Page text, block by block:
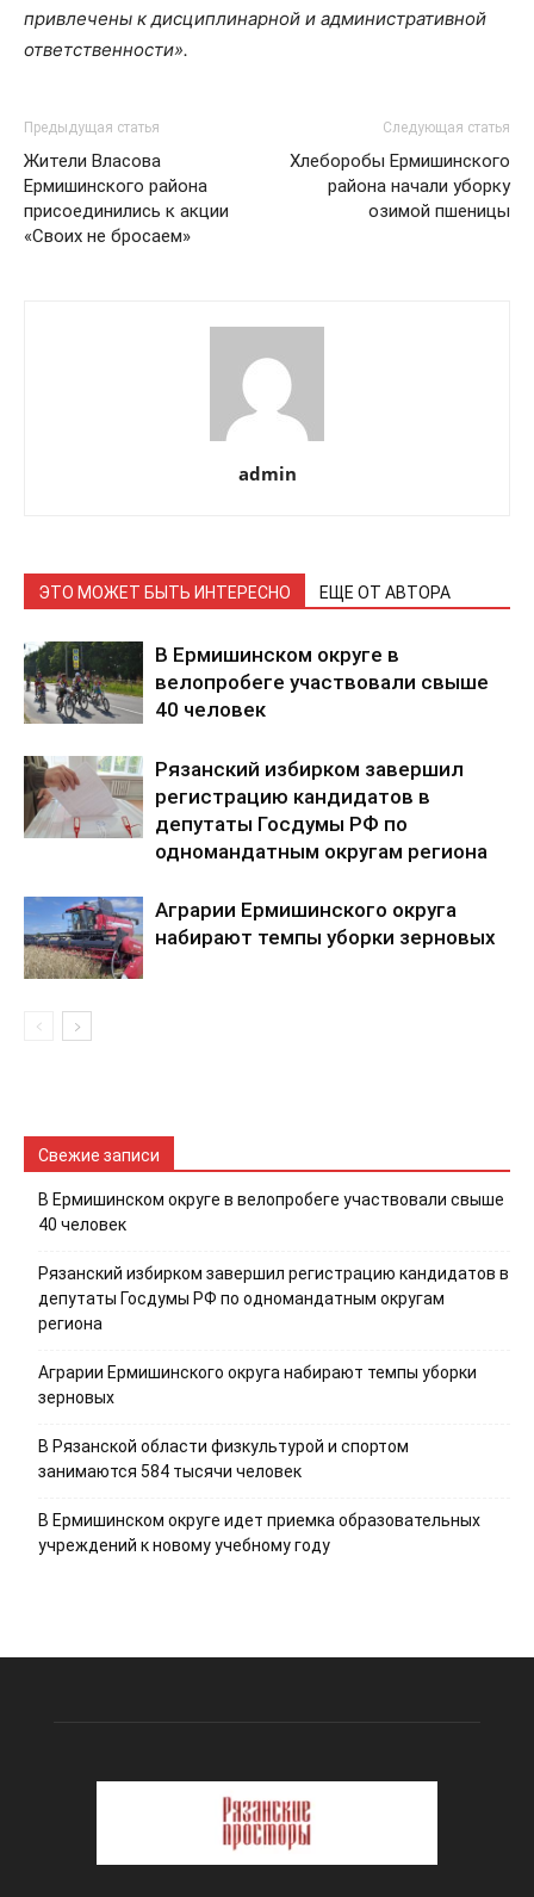
привлечены к дисциплинарной и административной
ответственности».
Предыдущая статья
Жители Власова
Ермишинского района
присоединились к акции
«Своих не бросаем»
Следующая статья
Хлеборобы Ермишинского
района начали уборку
озимой пшеницы
admin
ЭТО МОЖЕТ БЫТЬ ИНТЕРЕСНО ЕЩЕ ОТ АВТОРА
В Ермишинском округе в
велопробеге участвовали свыше
40 человек
Рязанский избирком завершил
регистрацию кандидатов в
депутаты Госдумы РФ по
одномандатным округам региона
Аграрии Ермишинского округа
набирают темпы уборки зерновых
Свежие записи
В Ермишинском округе в велопробеге участвовали свыше
40 человек
Рязанский избирком завершил регистрацию кандидатов в
депутаты Госдумы РФ по одномандатным округам
региона
Аграрии Ермишинского округа набирают темпы уборки
зерновых
В Рязанской области физкультурой и спортом
занимаются 584 тысячи человек
В Ермишинском округе идет приемка образовательных
учреждений к новому учебному году